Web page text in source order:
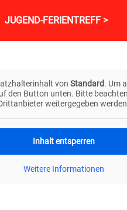
JUGEND-FERIENTREFF >
von Standard. Um
den Button unten. Bitte
weitergegeben
Inhalt entsperren
Weitere Informationen